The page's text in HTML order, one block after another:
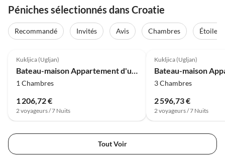
Péniches sélectionnés dans Croatie
Recommandé Invités Avis Chambres Étoiles
Kukljica (Ugljan)
1 Chambres
1 206,72 €
2 voyageurs / 7 Nuits
Kukljica (Ugljan)
3 Chambres
2 596,73 €
2 voyageurs / 7 Nuits
Tout Voir